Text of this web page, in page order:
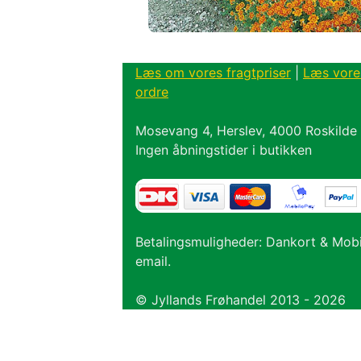
Læs om vores fragtpriser Læs
ordre
Mosevang 4, Herslev, 4000
Ingen åbningstider i butikken
Betalingsmuligheder: Dankort &
email.
© Jyllands Frøhandel 2013 - 2026